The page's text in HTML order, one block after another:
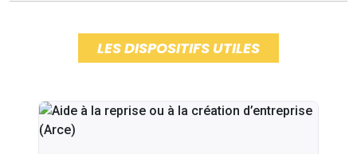
LES DISPOSITIFS UTILES